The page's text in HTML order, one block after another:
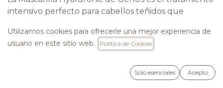
intensivo perfecto para cabellos teñidos que
Enriquecida con ácido hialurónico, esta mascarilla
profesional nutre profundamente, repara los daños
Utilizamos cookies para ofrecerle una mejor experiencia de
usuario en este sitio web.
Política de Cookies
Solo esenciales Acepto